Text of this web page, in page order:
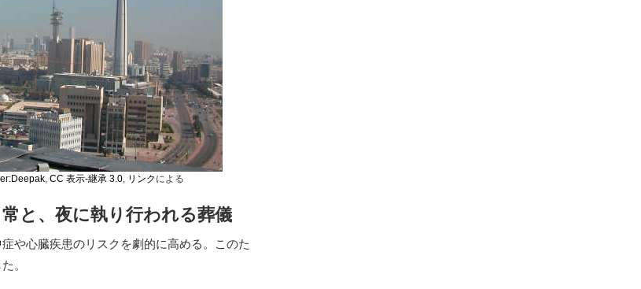
, CC 表示-継承 3.0, リンク による
と、夜に執り行われる葬儀
心臓疾患のリスクを劇的に高める。このた
。